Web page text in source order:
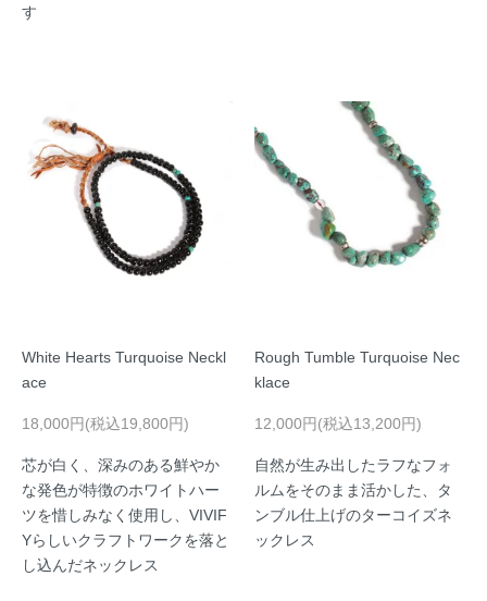
す
White Hearts Turquoise Neckl
ace
18,000円(税込19,800円)
芯が白く、深みのある鮮やか
な発色が特徴のホワイトハー
ツを惜しみなく使用し、VIVIF
Yらしいクラフトワークを落と
し込んだネックレス
Rough Tumble Turquoise Nec
klace
12,000円(税込13,200円)
自然が生み出したラフなフォ
ルムをそのまま活かした、タ
ンブル仕上げのターコイズネ
ックレス